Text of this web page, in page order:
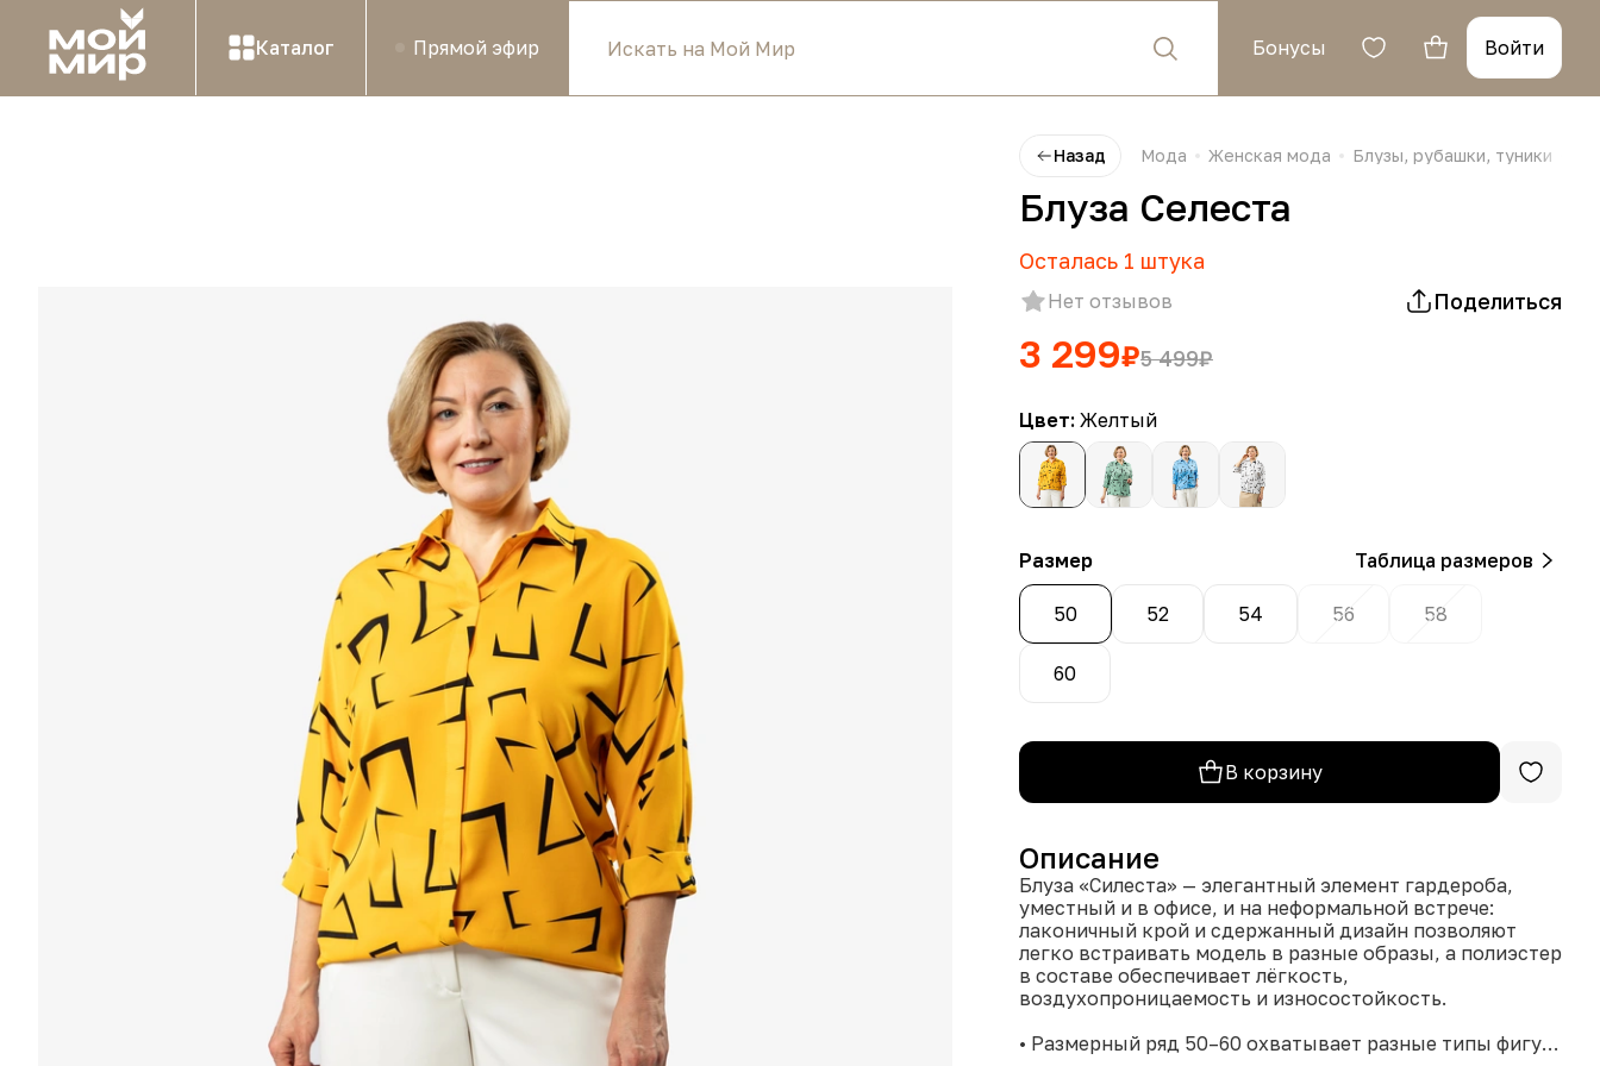
Каталог Прямой эфир Бонусы Войти
Назад Мода Женская мода Блузы, рубашки, туники
Блуза Селеста
Осталась 1 штука
Нет отзывов Поделиться
3 299₽5 499₽
Цвет: Желтый
Размер Таблица размеров
50 52 54 56 58
60
В корзину
Описание
Блуза «Силеста» — элегантный элемент гардероба,
уместный и в офисе, и на неформальной встрече:
лаконичный крой и сдержанный дизайн позволяют
легко встраивать модель в разные образы, а полиэстер
в составе обеспечивает лёгкость,
воздухопроницаемость и износостойкость.
• Размерный ряд 50–60 охватывает разные типы фигур